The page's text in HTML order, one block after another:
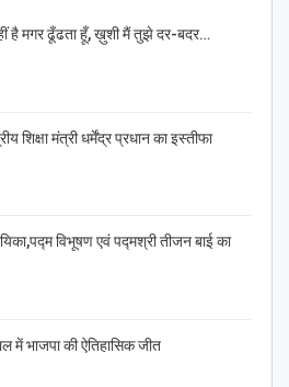
है मगर ढूँढता हूँ, ख़ुशी मैं तुझे दर-बदर…
शिक्षा मंत्री धर्मेंद्र प्रधान का इस्तीफा
विभूषण एवं पद्मश्री तीजन बाई का
में भाजपा की ऐतिहासिक जीत